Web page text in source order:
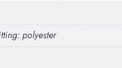
polyester